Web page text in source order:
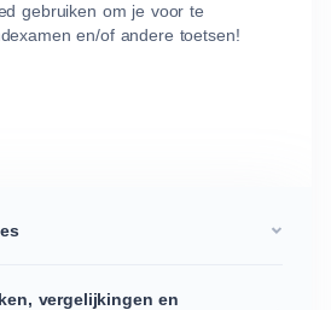
gebruiken om je voor te
en/of andere toetsen!
vergelijkingen en